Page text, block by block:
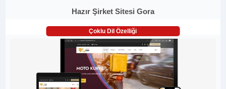
Hazır Şirket Sitesi Gora
Çoklu Dil Özelliği